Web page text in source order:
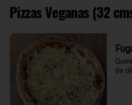
Pizzas Veganas (32
de